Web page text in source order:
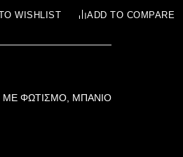
WISHLIST ADD TO COMPARE
ΜΕ ΦΩΤΙΣΜΟ, ΜΠΑΝΙΟ